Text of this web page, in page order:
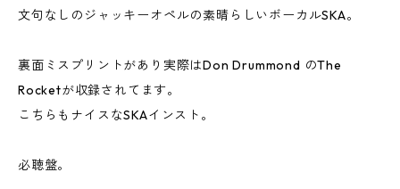
文句なしのジャッキーオペルの素晴らしいボーカルSKA。
裏面ミスプリントがあり実際はDon Drummond のThe
Rocketが収録されてます。
こちらもナイスなSKAインスト。
必聴盤。